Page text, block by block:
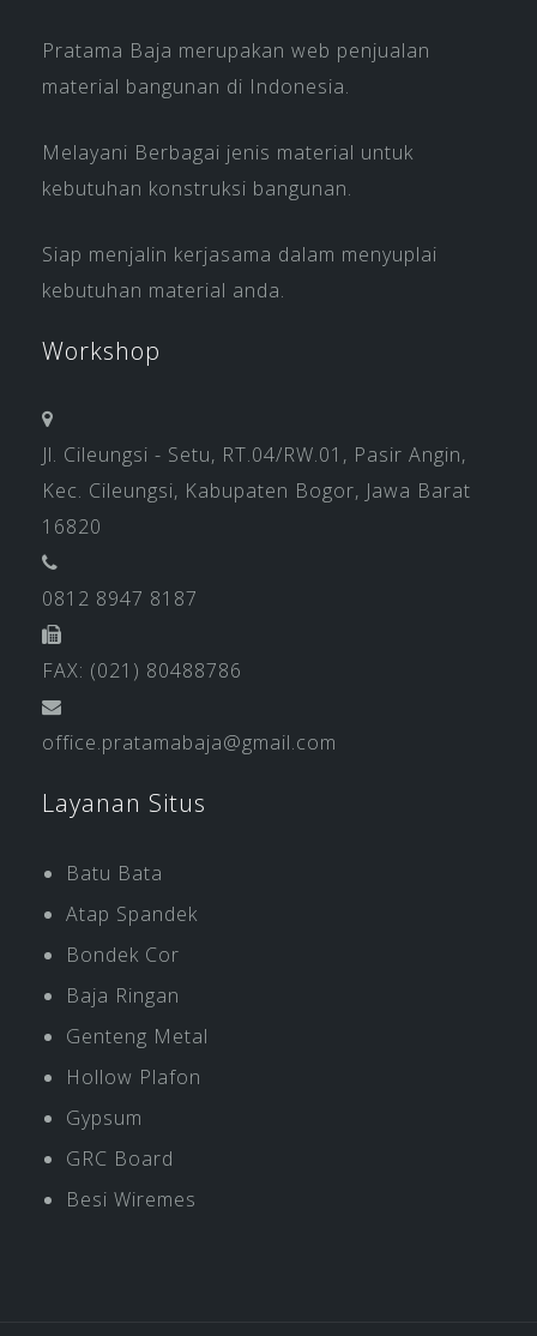
Pratama Baja merupakan web penjualan
material bangunan di Indonesia.
Melayani Berbagai jenis material untuk
kebutuhan konstruksi bangunan.
Siap menjalin kerjasama dalam menyuplai
kebutuhan material anda.
Workshop
Jl. Cileungsi - Setu, RT.04/RW.01, Pasir Angin,
Kec. Cileungsi, Kabupaten Bogor, Jawa Barat
16820
0812 8947 8187
FAX: (021) 80488786
office.pratamabaja@gmail.com
Layanan Situs
Batu Bata
Atap Spandek
Bondek Cor
Baja Ringan
Genteng Metal
Hollow Plafon
Gypsum
GRC Board
Besi Wiremes